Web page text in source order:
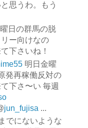
思うわ。もう
日の群馬の脱
ー向けなの
下さいね！
明日金曜
発再稼働反対の
下さ〜い 毎週
jun_fujisa ...
でにないような